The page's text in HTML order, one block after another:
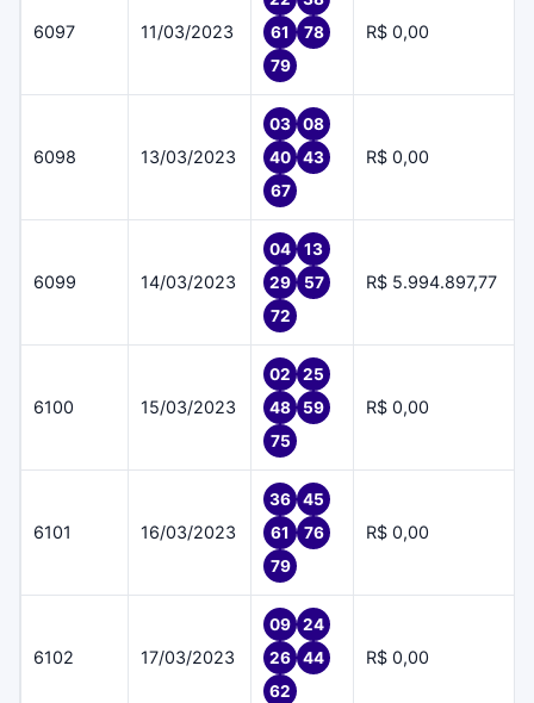
6097 11/03/2023
61
78
79
R$ 0,00
6098 13/03/2023
03
08
40
43
67
R$ 0,00
6099 14/03/2023
04
13
29
57
72
R$ 5.994.897,77
6100 15/03/2023
02
25
48
59
75
R$ 0,00
6101 16/03/2023
36
45
61
76
79
R$ 0,00
6102 17/03/2023
09
24
26
44
62
R$ 0,00